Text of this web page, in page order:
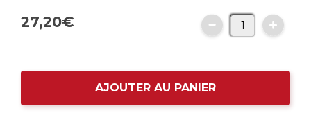
27,20€
AJOUTER AU PANIER